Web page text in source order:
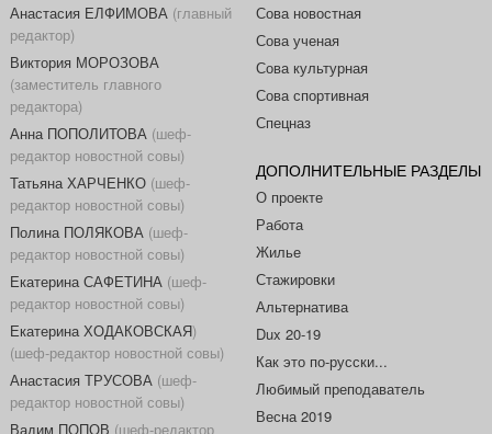
Анастасия ЕЛФИМОВА(главный
редактор)
Виктория МОРОЗОВА
(заместитель главного
редактора)
Анна ПОПОЛИТОВА(шеф-
редактор новостной совы)
Татьяна ХАРЧЕНКО(шеф-
редактор новостной совы)
Полина ПОЛЯКОВА(шеф-
редактор новостной совы)
Екатерина САФЕТИНА(шеф-
редактор новостной совы)
Екатерина ХОДАКОВСКАЯ)
(шеф-редактор новостной совы)
Анастасия ТРУСОВА(шеф-
редактор новостной совы)
Вадим ПОПОВ (шеф-редактор
Сова новостная
Сова ученая
Сова культурная
Сова спортивная
Спецназ
ДОПОЛНИТЕЛЬНЫЕ РАЗДЕЛЫ
О проекте
Работа
Жилье
Стажировки
Альтернатива
Dux 20-19
Как это по-русски...
Любимый преподаватель
Весна 2019